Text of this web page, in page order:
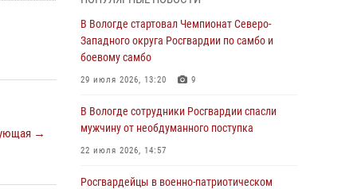
→
округа Росгвардии по спортивному и боевому
самбо
03 августа 2026, 08:54 8 1
ЗА МИНУВШУЮ НЕДЕЛЮ СОТРУДНИКАМИ
В ВОЛОГОДСКОЙ ОБЛАСТИ ЗАДЕРЖАНО 23
ПРАВОНАРУШИТЕЛЯ
02 августа 2026, 10:37
Росгвардейцы в г. Соколе задержали
В Вологде стартовал Чемпионат Северо-
Западного округа Росгвардии по самбо и
боевому самбо
29 июля 2026, 13:20 9
В Вологде сотрудники Росгвардии спасли
мужчину от необдуманного поступка
22 июля 2026, 14:57
Росгвардейцы в военно-патриотическом